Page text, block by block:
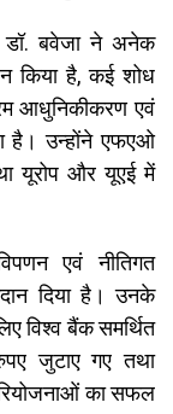
डॉ. बवेजा ने अनेक
किया है, कई शोध
आधुनिकीकरण एवं
है। उन्होंने एफएओ
यूरोप और यूएई में
एवं नीतिगत
दिया है। उनके
विश्व बैंक समर्थित
जुटाए गए तथा
का सफल